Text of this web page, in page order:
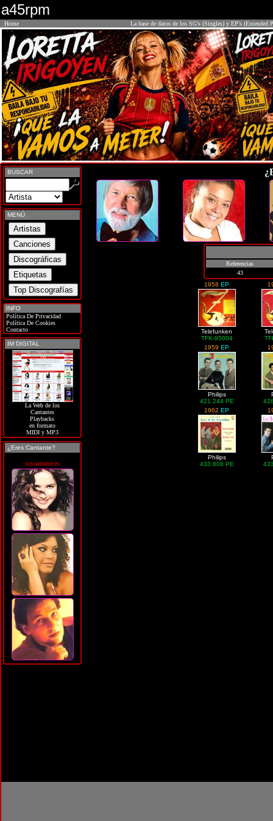
a45rpm
Home La base de datos de los SG's (Singles) y EP's (Extended
BUSCAR
MENÚ
INFO
Política De Privacidad
Política De Cookies
Contacto
IM DIGITAL
La Web de los
Cantantes
Playbacks
en formato
MIDI y MP3
¿Eres Cantante?
soycantante.es
Referencias
43
1958EP
Telefunken
TFK-95004
1959EP
Philips
421 244 PE
1962EP
Philips
433 808 PE